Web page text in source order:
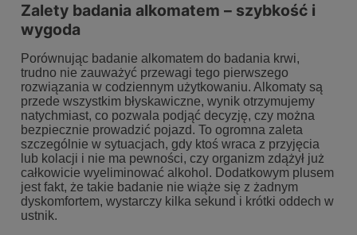
Zalety badania alkomatem – szybkość i
wygoda
Porównując badanie alkomatem do badania krwi,
trudno nie zauważyć przewagi tego pierwszego
rozwiązania w codziennym użytkowaniu. Alkomaty są
przede wszystkim błyskawiczne, wynik otrzymujemy
natychmiast, co pozwala podjąć decyzję, czy można
bezpiecznie prowadzić pojazd. To ogromna zaleta
szczególnie w sytuacjach, gdy ktoś wraca z przyjęcia
lub kolacji i nie ma pewności, czy organizm zdążył już
całkowicie wyeliminować alkohol. Dodatkowym plusem
jest fakt, że takie badanie nie wiąże się z żadnym
dyskomfortem, wystarczy kilka sekund i krótki oddech w
ustnik.